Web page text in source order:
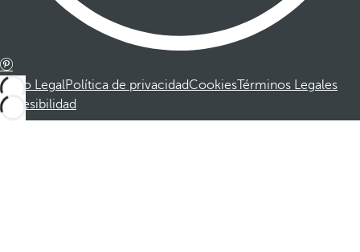
Aviso LegalPolítica de privacidadCookiesTérminos Legales
Accesibilidad